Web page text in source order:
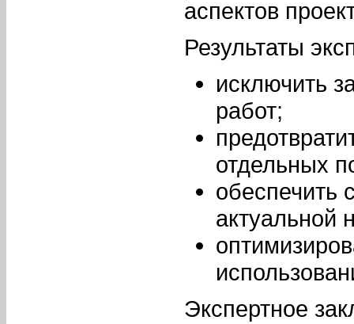
аспектов
Результаты
исключить
работ;
отдельных
обеспечить
актуальной
Экспертное